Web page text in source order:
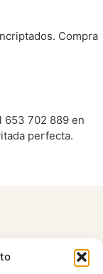
Compra
653 702 889 en
perfecta.